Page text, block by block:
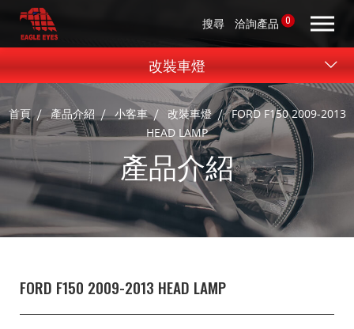
搜尋 洽詢產品 0
首頁 產品介紹 小客車 改裝車燈
FORD F150 2009-2013
HEAD LAMP
產品介紹
改裝車燈
FORD F150 2009-2013 HEAD LAMP